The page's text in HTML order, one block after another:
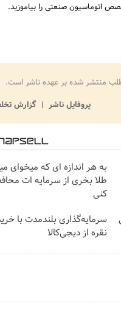
اتوماسیون صنعتی را بیاموزید.
منتشر شده بر عهده ناشر است.
پروفایل ناشر
گزارش
به هر اندازه ای که میخوای
طلا بخری از سرمایه ات
کنی
سرمایه‌گذاری بلندمدت با
نقره از دیجی‌کالا